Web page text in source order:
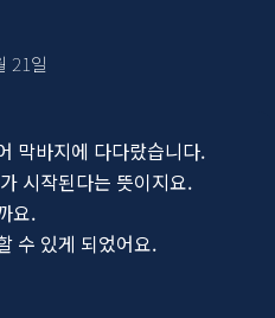
21일
막바지에 다다랐습니다.
시작된다는 뜻이지요.
요.
수 있게 되었어요.